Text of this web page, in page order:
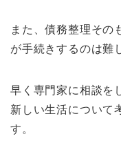
また、債務整理その
が手続きするのは難
早く専門家に相談を
新しい生活について
す。